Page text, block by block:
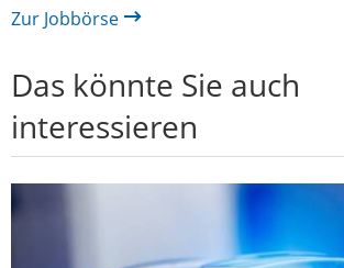
Zur Jobbörse
Das könnte Sie auch
interessieren